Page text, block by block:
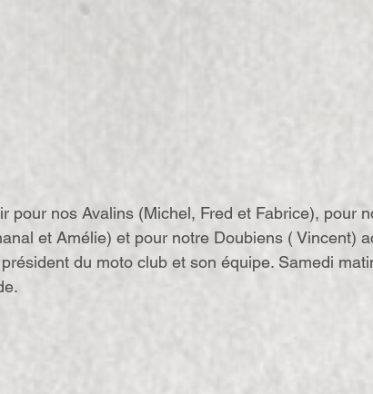
pour nos Avalins (Michel, Fred et Fabrice), pour
et Amélie) et pour notre Doubiens ( Vincent)
du moto club et son équipe. Samedi